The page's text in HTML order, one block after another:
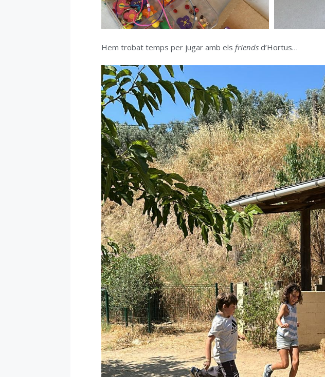
Hem trobat temps per jugar amb els friends d’Hortus…